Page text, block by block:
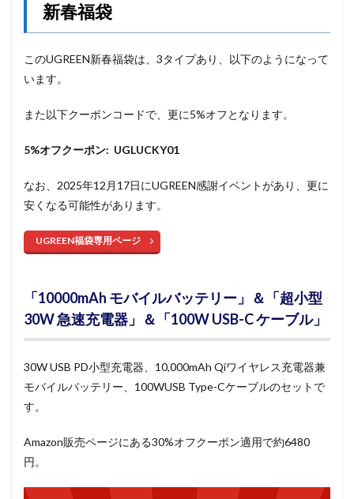
新春福袋
このUGREEN新春福袋は、3タイプあり、以下のようになって
います。
また以下クーポンコードで、更に5%オフとなります。
5%オフクーポン: UGLUCKY01
なお、2025年12月17日にUGREEN感謝イベントがあり、更に
安くなる可能性があります。
UGREEN福袋専用ページ
「10000mAh モバイルバッテリー」＆「超小型
30W 急速充電器」＆「100W USB-C ケーブル」
30W USB PD小型充電器、10,000mAh Qiワイヤレス充電器兼
モバイルバッテリー、100WUSB Type-Cケーブルのセットで
す。
Amazon販売ページにある30%オフクーポン適用で約6480
円。